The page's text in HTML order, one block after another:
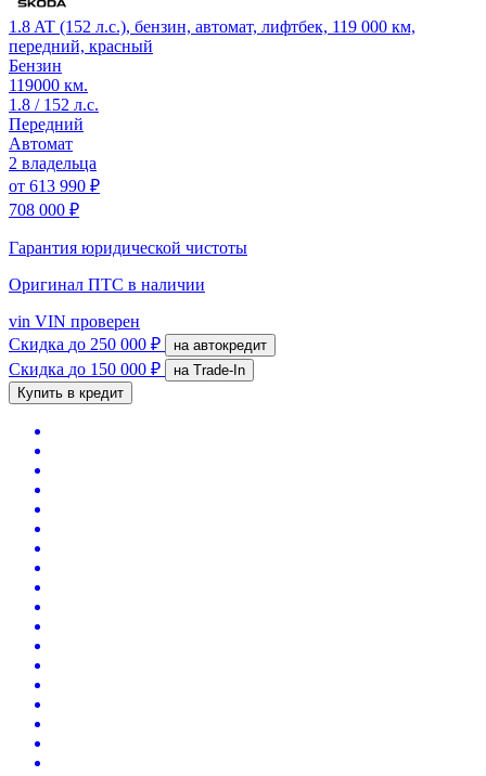
1.8 AT (152 л.с.), бензин, автомат, лифтбек, 119 000 км,
передний, красный
Бензин
119000 км.
1.8 / 152 л.с.
Передний
Автомат
2 владельца
от 613 990 ₽
708 000 ₽
Гарантия юридической чистоты
Оригинал ПТС в наличии
vin VIN проверен
Скидка до 250 000 ₽ на автокредит
Скидка до 150 000 ₽
на Trade-In
Купить в кредит